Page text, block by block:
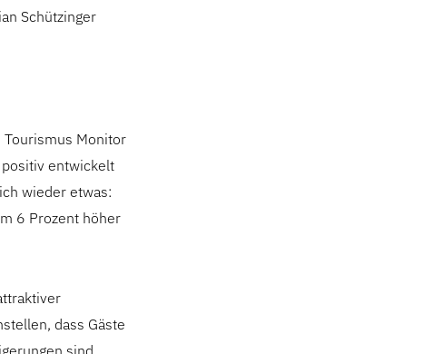
Schützinger
Tourismus Monitor
positiv entwickelt
wieder etwas:
6 Prozent höher
dass Gäste
sind